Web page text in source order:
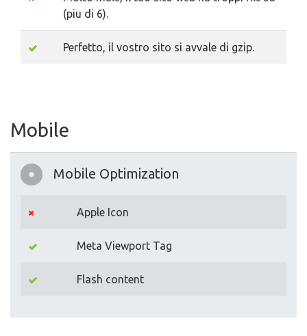
(piu di 6).
Perfetto, il vostro sito si avvale di gzip.
Mobile
Mobile Optimization
Apple Icon
Meta Viewport Tag
Flash content